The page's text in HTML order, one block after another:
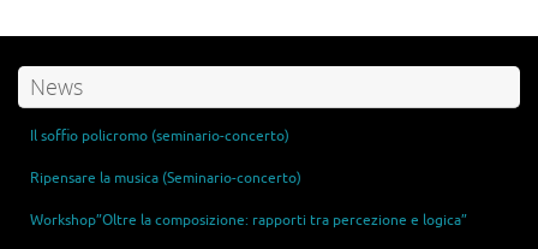
News
Il soffio policromo (seminario-concerto)
Ripensare la musica (Seminario-concerto)
Workshop”Oltre la composizione: rapporti tra percezione e logica”